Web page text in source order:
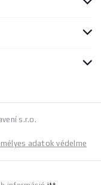
s.r.o.
adatok védelme